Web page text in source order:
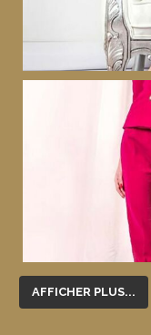
AFFICHER PLUS...